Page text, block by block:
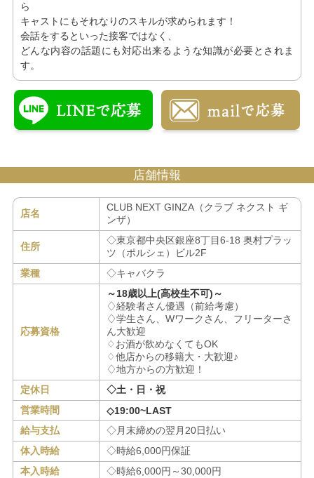
ら
キャストにもそれなりのスキルが求められます！
会話をするといった接客ではなく、
どんな内容の話題にも対応出来るような知識が必要とされま
す。
店舗情報
店名
CLUB NEXT GINZA（クラブ ネクスト ギ
ンザ）
住所
◇東京都中央区銀座8丁目6-18 奥村プラッ
ツ（ポルシェ）ビル2F
業種
◇キャバクラ
応募資格
～18歳以上(高校生不可)～
♢経験者さん優遇（前給考慮）
♢学生さん、Wワークさん、フリーターさ
ん大歓迎
♢お酒が飲めなくてもOK
♢他店からの移籍大・大歓迎♪
♢地方からの方歓迎！
定休日
◇土・日・祝
営業時間
◇19:00~LAST
給与支払
◇月末締めの翌月20日払い
体入時給
◇時給6,000円保証
本入時給
◇時給6,000円～30,000円